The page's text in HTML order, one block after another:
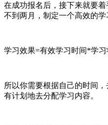
在成功报名后，接下来就要
不到两月，制定一个高效的学
学习效果=有效学习时间*学
所以你需要根据自己的时间
有计划地去分配学习内容。